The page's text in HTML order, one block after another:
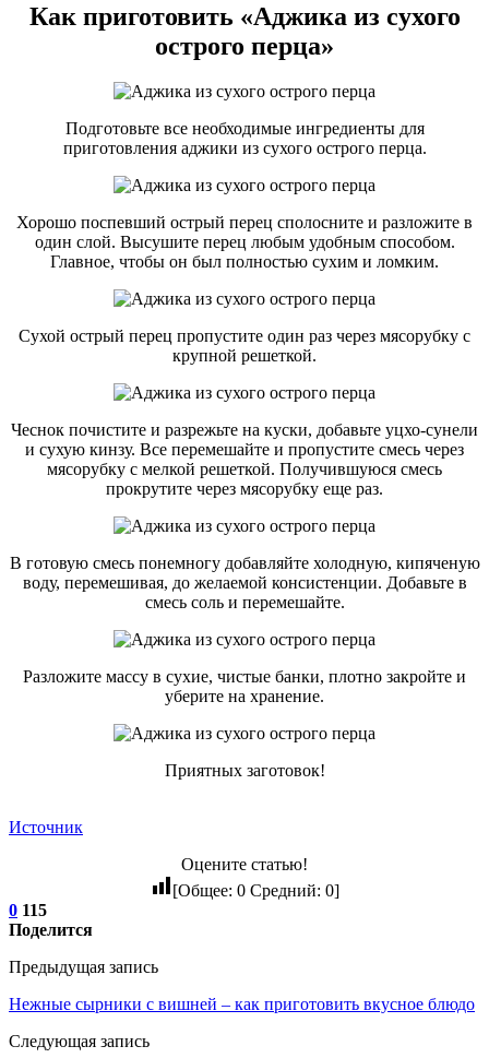
Как приготовить «Аджика из сухого
острого перца»
Подготовьте все необходимые ингредиенты для
приготовления аджики из сухого острого перца.
Хорошо поспевший острый перец сполосните и разложите в
один слой. Высушите перец любым удобным способом.
Главное, чтобы он был полностью сухим и ломким.
Сухой острый перец пропустите один раз через мясорубку с
крупной решеткой.
Чеснок почистите и разрежьте на куски, добавьте уцхо-сунели
и сухую кинзу. Все перемешайте и пропустите смесь через
мясорубку с мелкой решеткой. Получившуюся смесь
прокрутите через мясорубку еще раз.
В готовую смесь понемногу добавляйте холодную, кипяченую
воду, перемешивая, до желаемой консистенции. Добавьте в
смесь соль и перемешайте.
Разложите массу в сухие, чистые банки, плотно закройте и
уберите на хранение.
Приятных заготовок!
Источник
Оцените статью!
[Общее: 0Средний: 0]
0 115
Поделится
Предыдущая запись
Нежные сырники с вишней – как приготовить вкусное блюдо
Следующая запись